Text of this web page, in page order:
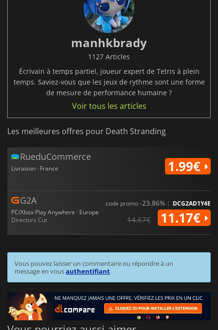
manhkbrady
1127 Articles
Écrivain à temps partiel, joueur expert de Tetris à plein
temps. Saviez-vous que les jeux de rythme sont une forme
de mesure de performance humaine ?
Voir tous les articles
Les meilleures offres pour Death Stranding
RueduCommerce
Livraison · France 1.99€
G2A
PC/Xbox Play Anywhere · Europe
Directors Cut
code promo-23.86% : DCG2AD1Y4E
14.67€ 11.17€
Vous pouvez laisser un commentaire ou répondre à un
message en vousauthentifiant